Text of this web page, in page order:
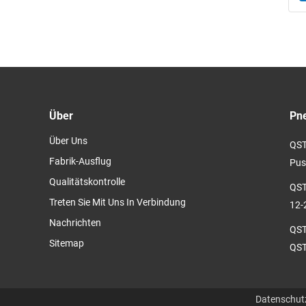
Über
Über Uns
Fabrik-Ausflug
Qualitätskontrolle
Treten Sie Mit Uns In Verbindung
Nachrichten
Sitemap
12-